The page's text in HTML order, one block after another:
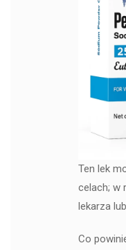
Ten lek
celach; w
lekarza
Co